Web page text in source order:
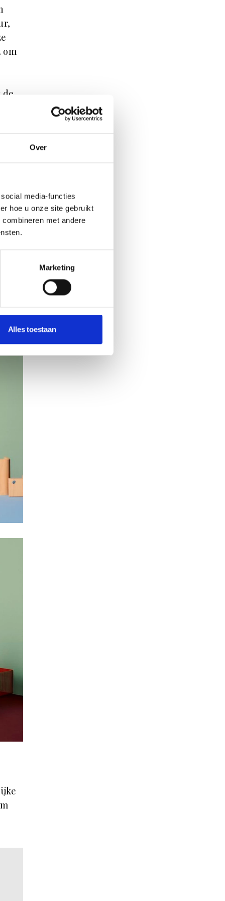
Over
media-functies
hoe u onze site gebruikt
met andere
Marketing
Alles toestaan
om
de
is